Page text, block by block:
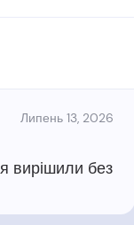
Липень 13, 2026
вирішили без